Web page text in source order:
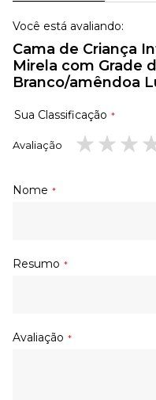
Você está avaliando:
Cama de Criança
Mirela com Grade
Branco/amêndoa
Sua Classificação
Avaliação
Nome
Resumo
Avaliação